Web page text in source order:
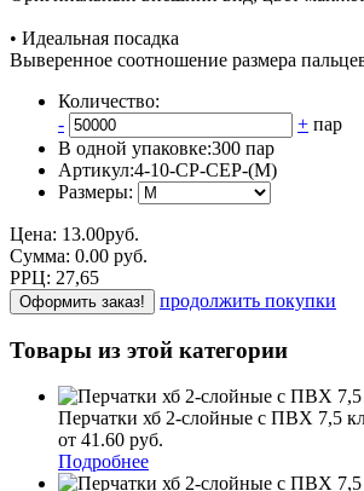
• Идеальная посадка
Выверенное соотношение размера
Количество:
-
+ пар
В одной упаковке:300 пар
Артикул:4-10-СР-СЕР-(М)
Размеры:
Цена: 13.00руб.
Сумма: 0.00 руб.
РРЦ: 27,65
Оформить заказ! продолжить покупки
Товары из этой категории
Перчатки хб 2-слойные с ПВХ 7,5
от 41.60 руб.
Подробнее